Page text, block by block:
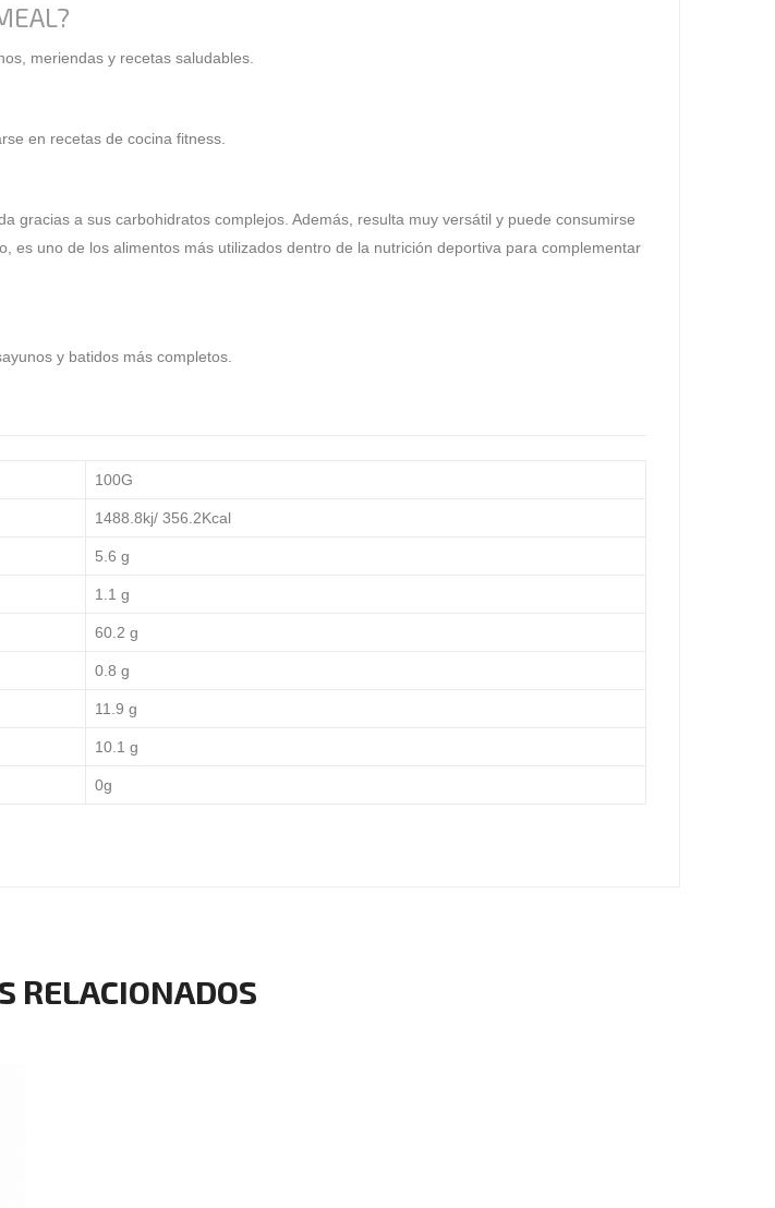
meriendas y recetas saludables.
en recetas de cocina fitness.
gracias a sus carbohidratos complejos. Además, resulta muy versátil y puede consumirse
uno de los alimentos más utilizados dentro de la nutrición deportiva para complementar
y batidos más completos.
100G
1488.8kj/ 356.2Kcal
5.6 g
1.1 g
60.2 g
0.8 g
11.9 g
10.1 g
0g
RELACIONADOS